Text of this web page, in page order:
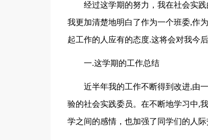
经过这学期的努力，我在社会实
我更加清楚地明白了作为一个班委,作
起工作的人应有的态度.这将会对我今
一.这学期的工作总结
近半年我的工作不断得到改进,由
验的社会实践委员。在不断地学习中,
学之间的感情，也加强了同学们的人际